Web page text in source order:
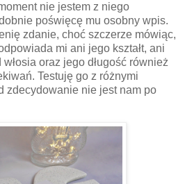
nie jestem z niego
poświęcę mu osobny wpis.
zdanie, choć szczerze mówiąc,
mi ani jego kształt, ani
oraz jego długość również
Testuję go z różnymi
zdecydowanie nie jest nam po